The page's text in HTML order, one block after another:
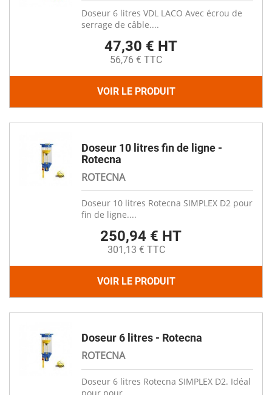
Doseur 6 litres VDL LACO Avec écrou de
serrage de câble....
47,30 € HT
56,76 € TTC
VOIR LE PRODUIT
Doseur 10 litres fin de ligne -
Rotecna
ROTECNA
Doseur 10 litres Rotecna SIMPLEX D2 pour
fin de ligne....
250,94 € HT
301,13 € TTC
VOIR LE PRODUIT
Doseur 6 litres - Rotecna
ROTECNA
Doseur 6 litres Rotecna SIMPLEX D2. Idéal